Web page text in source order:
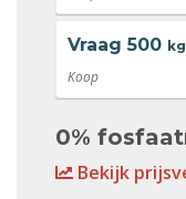
Vraag 500 kg
Koop
0%
Bekijk